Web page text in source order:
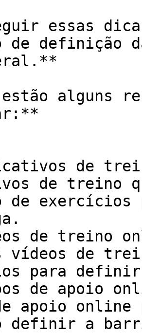
de definição
de
de treino
de
de treino
vídeos de
para
de apoio
apoio online
definir a